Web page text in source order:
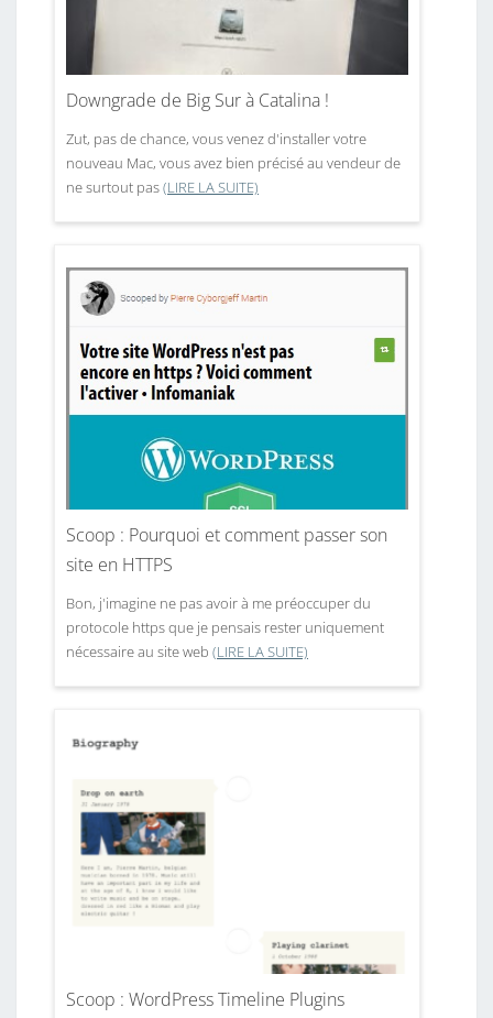
Downgrade de Big Sur à Catalina !
Zut, pas de chance, vous venez d'installer votre
nouveau Mac, vous avez bien précisé au vendeur de
ne surtout pas(LIRE LA SUITE)
Scoop : Pourquoi et comment passer son
site en HTTPS
Bon, j'imagine ne pas avoir à me préoccuper du
protocole https que je pensais rester uniquement
nécessaire au site web (LIRE LA SUITE)
Scoop : WordPress Timeline Plugins